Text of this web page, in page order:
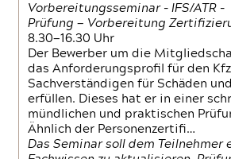
Vorbereitungsseminar - IFS/ATR -
Prüfung — Vorbereitung
8.30—16.30 Uhr
Der Bewerber um die
das Anforderungsprofil für den
Sachverständigen für Schäden
erfüllen. Dieses hat er in einer
mündlichen und praktischen
Ähnlich der Personenzertifi…
Das Seminar soll dem Teilnehmer